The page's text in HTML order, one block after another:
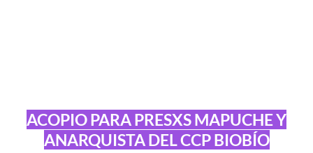
ACOPIO PARA PRESXS MAPUCHE Y
ANARQUISTA DEL CCP BIOBÍO